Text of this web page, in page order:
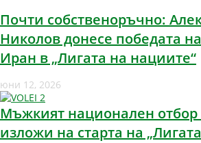
Почти собственоръчно:
Николов донесе победата
Иран в „Лигата на нациите“
юни 12, 2026
Мъжкият национален отбор
изложи на старта на